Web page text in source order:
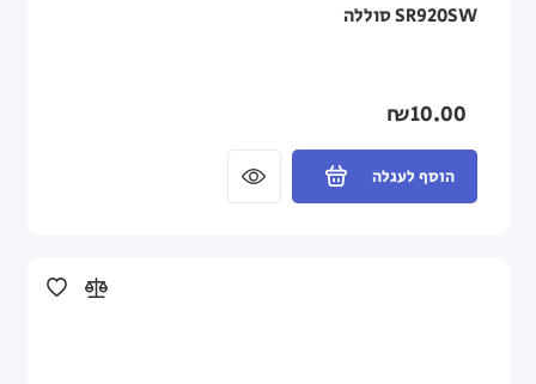
SR920SW סוללה
₪10.00
הוסף לעגלה